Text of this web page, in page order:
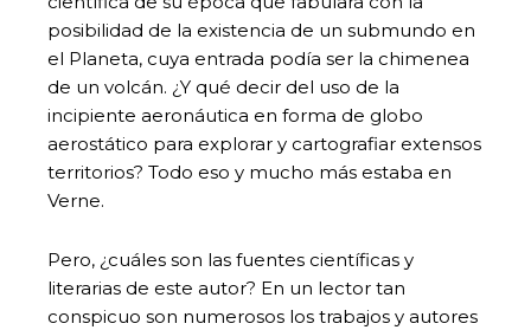
posibilidad de la existencia de un submundo en
el Planeta, cuya entrada podía ser la chimenea
de un volcán. ¿Y qué decir del uso de la
incipiente aeronáutica en forma de globo
aerostático para explorar y cartografiar extensos
territorios? Todo eso y mucho más estaba en
Verne.
Pero, ¿cuáles son las fuentes científicas y
literarias de este autor? En un lector tan
conspicuo son numerosos los trabajos y autores